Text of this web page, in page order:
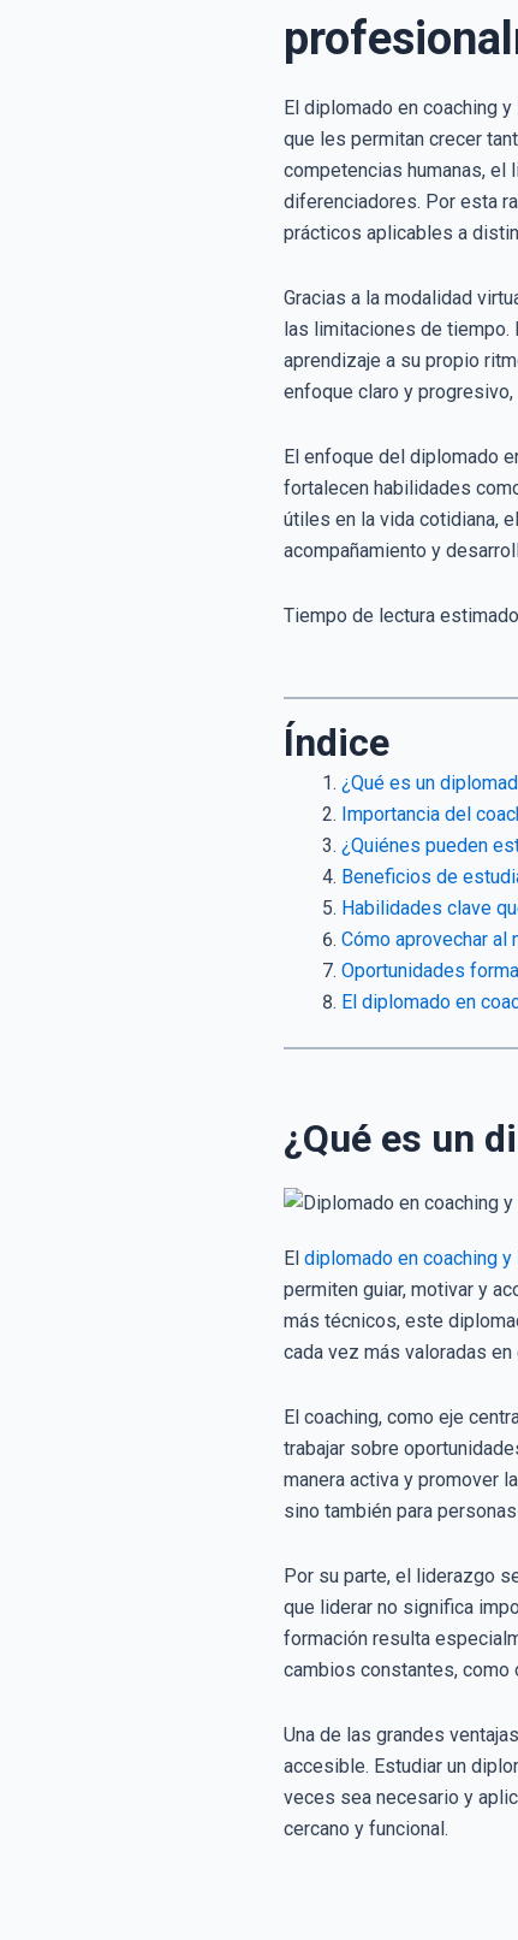
El diplomado en coaching
que les permitan crecer
competencias humanas, el
diferenciadores. Por esta
prácticos aplicables a
Gracias a la modalidad
las limitaciones de tiempo.
aprendizaje a su propio
enfoque claro y
El enfoque del diplomado
fortalecen habilidades
útiles en la vida cotidiana,
acompañamiento y
Tiempo de lectura
Índice
¿Qué es un
Importancia del
¿Quiénes pueden
Beneficios de
Habilidades clave
Cómo aprovechar al
Oportunidades
El diplomado en
¿Qué es un
El diplomado en coaching
permiten guiar, motivar y
más técnicos, este
cada vez más valoradas
El coaching, como eje
trabajar sobre
manera activa y promover
sino también para
Por su parte, el liderazgo
que liderar no significa
formación resulta
cambios constantes, como
Una de las grandes
accesible. Estudiar un
veces sea necesario y
cercano y funcional.